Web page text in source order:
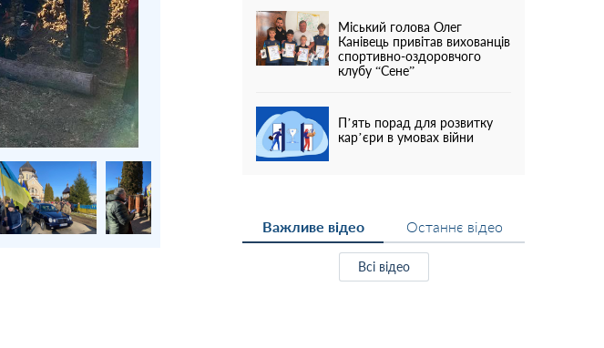
Міський голова Олег
Канівець привітав вихованців
спортивно-оздоровчого
клубу “Сене”
П’ять порад для розвитку
кар’єри в умовах війни
Важливе відео Останнє відео
Всі відео